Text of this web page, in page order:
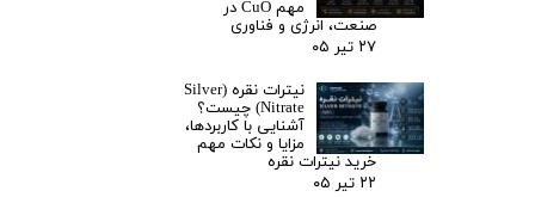
مهم CuO در
صنعت، انرژی و فناوری
۲۷ تیر ۰۵
نیترات نقره (Silver
Nitrate) چیست؟
آشنایی با کاربردها،
مزایا و نکات مهم
خرید نیترات نقره
۲۲ تیر ۰۵